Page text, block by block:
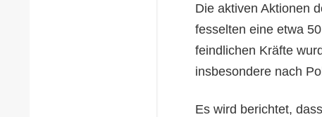
Die aktiven Aktionen
fesselten eine etwa
feindlichen Kräfte
insbesondere nach
Es wird berichtet,